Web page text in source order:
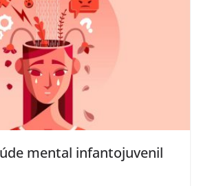
mental infantojuvenil